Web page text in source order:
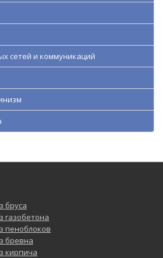
сетей и коммуникаций
бруса
газобетона
пеноблоков
бревна
кирпича